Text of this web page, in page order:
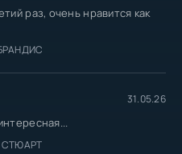
раз, очень нравится как
31.05.26
СТЮАРТ